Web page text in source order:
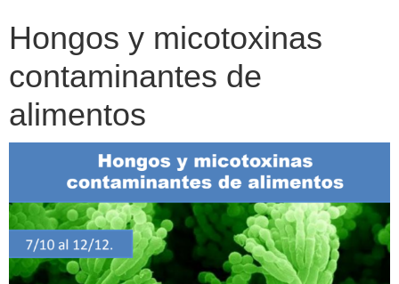
Hongos y micotoxinas
contaminantes de
alimentos